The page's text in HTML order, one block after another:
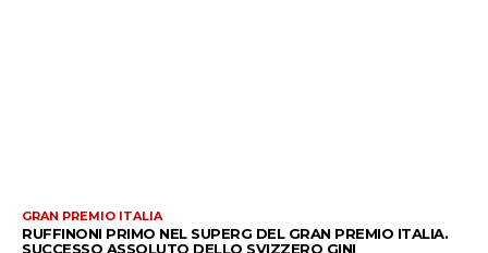
GRAN PREMIO ITALIA
RUFFINONI PRIMO NEL SUPERG DEL GRAN PREMIO ITALIA.
SUCCESSO ASSOLUTO DELLO SVIZZERO GINI